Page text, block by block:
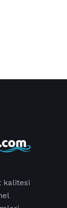
kalitesi